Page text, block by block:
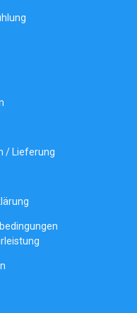
/ Lieferung